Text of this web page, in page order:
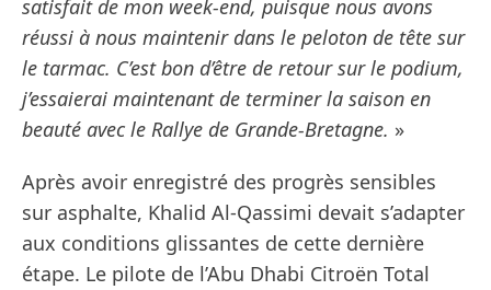
satisfait de mon week-end, puisque nous avons
réussi à nous maintenir dans le peloton de tête sur
le tarmac. C’est bon d’être de retour sur le podium,
j’essaierai maintenant de terminer la saison en
beauté avec le Rallye de Grande-Bretagne. »
Après avoir enregistré des progrès sensibles
sur asphalte, Khalid Al-Qassimi devait s’adapter
aux conditions glissantes de cette dernière
étape. Le pilote de l’Abu Dhabi Citroën Total